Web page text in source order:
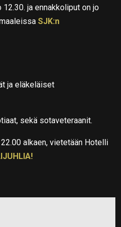
ja ennakkoliput on jo
SJK:n
ja eläkeläiset
sekä sotaveteraanit.
alkaen, vietetään Hotelli